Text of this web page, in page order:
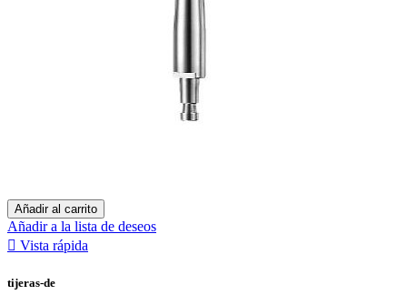
Añadir al carrito
Añadir a la lista de deseos
 Vista rápida
tijeras-de